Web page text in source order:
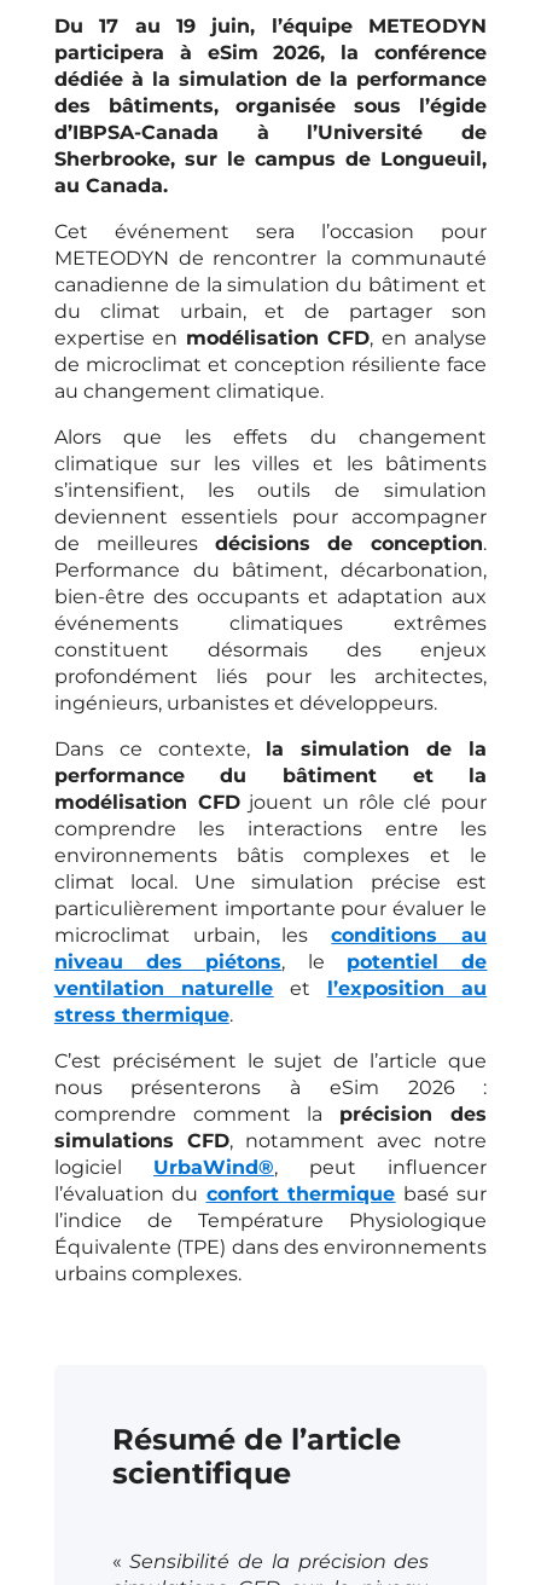
Du 17 au 19 juin, l’équipe METEODYN
participera à eSim 2026, la conférence
dédiée à la simulation de la performance
des bâtiments, organisée sous l’égide
d’IBPSA-Canada à l’Université de
Sherbrooke, sur le campus de Longueuil,
au Canada.
Cet événement sera l’occasion pour
METEODYN de rencontrer la communauté
canadienne de la simulation du bâtiment et
du climat urbain, et de partager son
expertise en modélisation CFD, en analyse
de microclimat et conception résiliente face
au changement climatique.
Alors que les effets du changement
climatique sur les villes et les bâtiments
s’intensifient, les outils de simulation
deviennent essentiels pour accompagner
de meilleures décisions de conception.
Performance du bâtiment, décarbonation,
bien-être des occupants et adaptation aux
événements climatiques extrêmes
constituent désormais des enjeux
profondément liés pour les architectes,
ingénieurs, urbanistes et développeurs.
Dans ce contexte, la simulation de la
performance du bâtiment et la
modélisation CFDjouent un rôle clé pour
comprendre les interactions entre les
environnements bâtis complexes et le
climat local. Une simulation précise est
particulièrement importante pour évaluer le
microclimat urbain, lesconditions au
niveau des piétons, le potentiel de
ventilation naturelle et l’exposition au
stress thermique.
C’est précisément le sujet de l’article que
nous présenterons à eSim 2026 :
comprendre comment la précision des
simulations CFD, notamment avec notre
logiciel
UrbaWind®, peut influencer
l’évaluation du confort thermique basé sur
l’indice de
Température Physiologique
Équivalente (TPE) dans des environnements
urbains complexes.
Résumé de l’article
scientifique
«Sensibilité de la précision des